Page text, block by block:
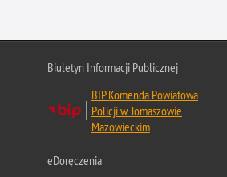
Biuletyn Informacji Publicznej
BIP Komenda Powiatowa
Policji w Tomaszowie
Mazowieckim
eDoręczenia